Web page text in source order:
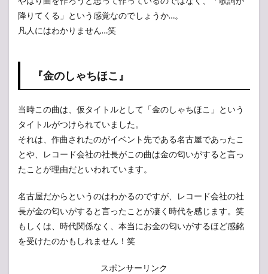
降りてくる」という感覚なのでしょうか…。
凡人にはわかりません…笑
『金のしゃちほこ』
当時この曲は、仮タイトルとして「金のしゃちほこ」という
タイトルがつけられていました。
それは、作曲されたのがイベント先である名古屋であったこ
とや、レコード会社の社長がこの曲は金の匂いがすると言っ
たことが理由だといわれています。
名古屋だからというのはわかるのですが、レコード会社の社
長が金の匂いがすると言ったことが凄く時代を感じます。笑
もしくは、時代関係なく、本当にお金の匂いがするほど感銘
を受けたのかもしれません！笑
スポンサーリンク